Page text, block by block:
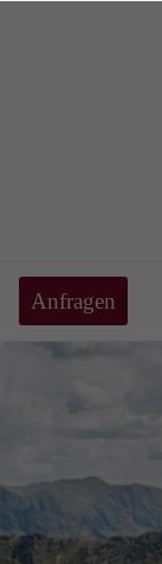
penatibus et
montes,
Donec quam
Anfragen